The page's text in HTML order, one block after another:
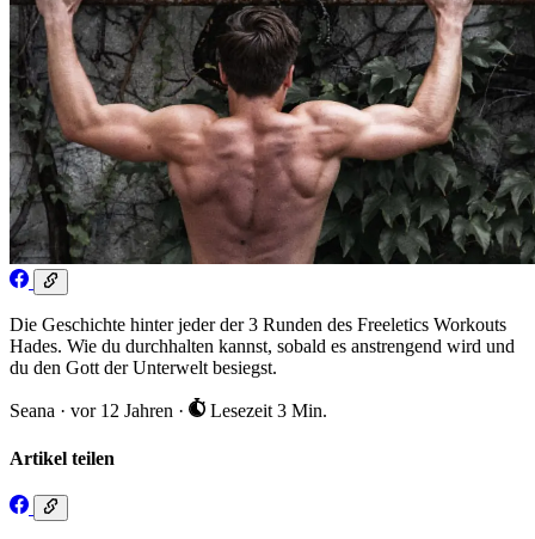
Die Geschichte hinter jeder der 3 Runden des Freeletics Workouts
Hades. Wie du durchhalten kannst, sobald es anstrengend wird und
du den Gott der Unterwelt besiegst.
Seana · vor 12 Jahren · Lesezeit 3 Min.
Artikel teilen